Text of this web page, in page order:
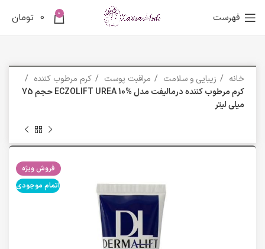
فهرست 0
0 تومان
خانه زیبایی و سلامت مراقبت پوست
کرم مرطوب کننده
کرم مرطوب کننده درمالیفت مدل ECZOLIFT UREA 10% حجم 75
میلی لیتر
فروش ویژه
اتمام موجودی